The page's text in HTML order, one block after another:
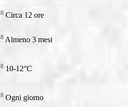
8 Circa 12 ore
8 Almeno 3 mesi
8 10-12°C
8 Ogni giorno